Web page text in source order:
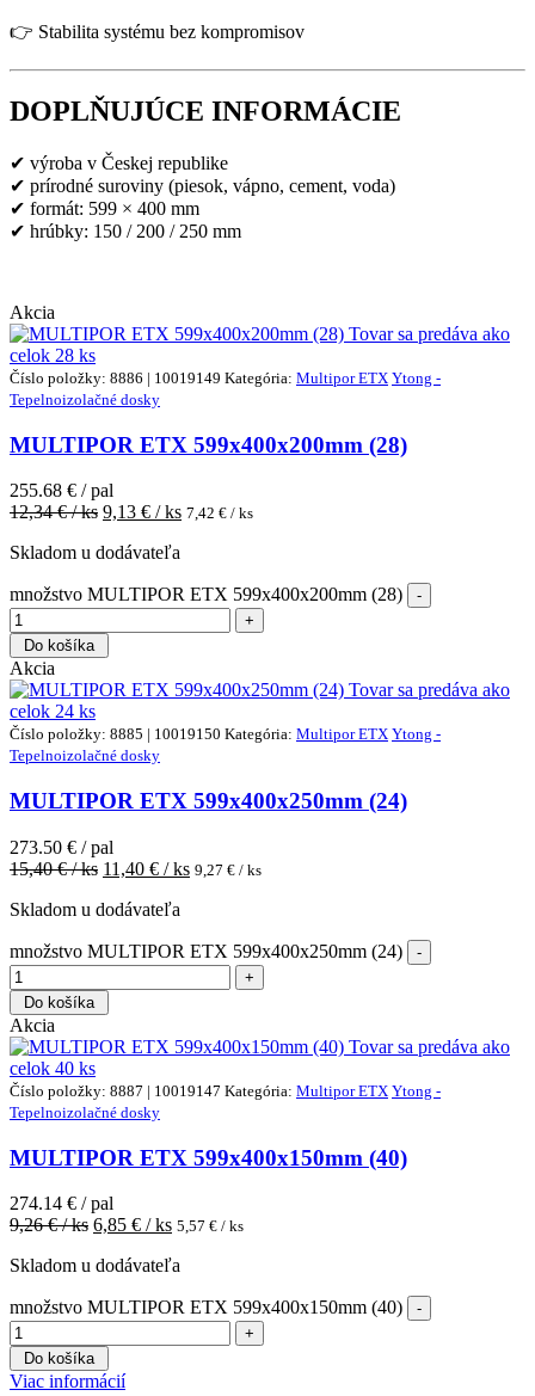
👉 Stabilita systému bez kompromisov
DOPLŇUJÚCE INFORMÁCIE
✔ výroba v Českej republike
✔ prírodné suroviny (piesok, vápno, cement, voda)
✔ formát: 599 × 400 mm
✔ hrúbky: 150 / 200 / 250 mm
Akcia
Tovar sa predáva ako
celok 28 ks
Číslo položky: 8886 | 10019149 Kategória: Multipor ETX Ytong -
Tepelnoizolačné dosky
MULTIPOR ETX 599x400x200mm (28)
255.68 € / pal
12,34€ / ks 9,13 € / ks 7,42 € / ks
Skladom u dodávateľa
množstvo MULTIPOR ETX 599x400x200mm (28)
Do košíka
Akcia
Tovar sa predáva ako
celok 24 ks
Číslo položky: 8885 | 10019150 Kategória: Multipor ETX Ytong -
Tepelnoizolačné dosky
MULTIPOR ETX 599x400x250mm (24)
273.50 € / pal
15,40€ / ks 11,40 € / ks 9,27 € / ks
Skladom u dodávateľa
množstvo MULTIPOR ETX 599x400x250mm (24)
Do košíka
Akcia
Tovar sa predáva ako
celok 40 ks
Číslo položky: 8887 | 10019147 Kategória: Multipor ETX Ytong -
Tepelnoizolačné dosky
MULTIPOR ETX 599x400x150mm (40)
274.14 € / pal
9,26€ / ks 6,85 € / ks 5,57 € / ks
Skladom u dodávateľa
množstvo MULTIPOR ETX 599x400x150mm (40)
Do košíka
Viac informácií